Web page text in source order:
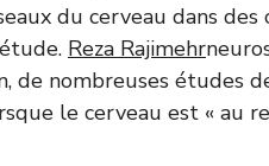
du cerveau dans
Reza Rajimehr
de nombreuses études
le cerveau est « au